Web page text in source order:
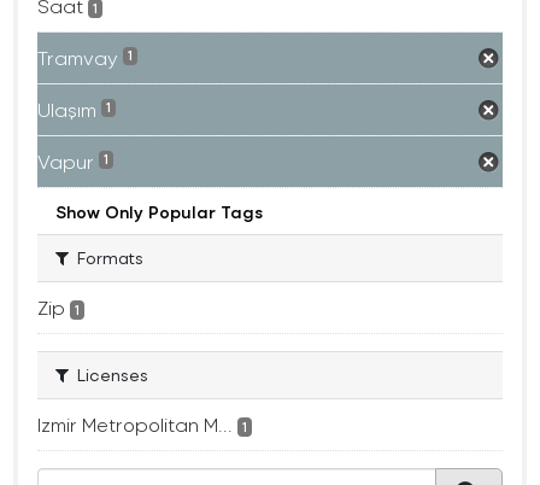
Saat 1
Tramvay 1
Ulaşım 1
Vapur 1
Show Only Popular Tags
Formats
Zip 1
Licenses
Izmir Metropolitan M... 1